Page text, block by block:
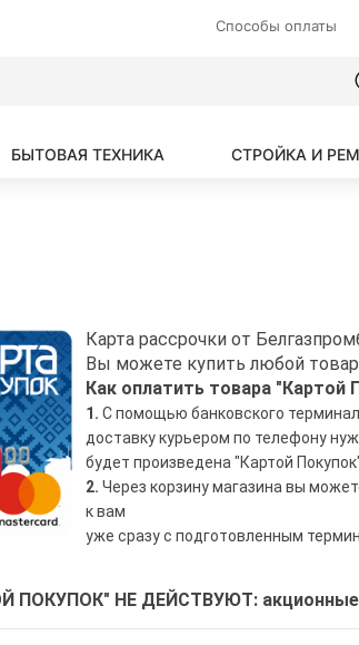
Способы оплаты
БЫТОВАЯ ТЕХНИКА СТРОЙКА И
Карта рассрочки от
Вы можете купить любой товар
Как оплатить товара "Картой
1. С помощью банковского
доставку курьером по телефону
будет произведена "Картой
2. Через корзину магазина вы
к вам
уже сразу с подготовленным
ПОКУПОК" НЕ ДЕЙСТВУЮТ: акционные